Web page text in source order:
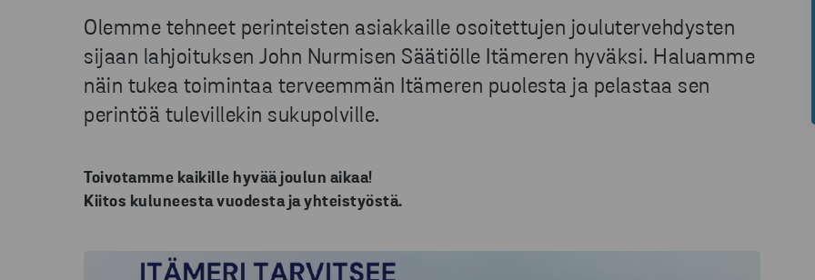
Olemme tehneet perinteisten asiakkaille osoitettujen joulutervehdysten
sijaan lahjoituksen John Nurmisen Säätiölle Itämeren hyväksi. Haluamme
näin tukea toimintaa terveemmän Itämeren puolesta ja pelastaa sen
perintöä tulevillekin sukupolville.
Toivotamme kaikille hyvää joulun aikaa!
Kiitos kuluneesta vuodesta ja yhteistyöstä.